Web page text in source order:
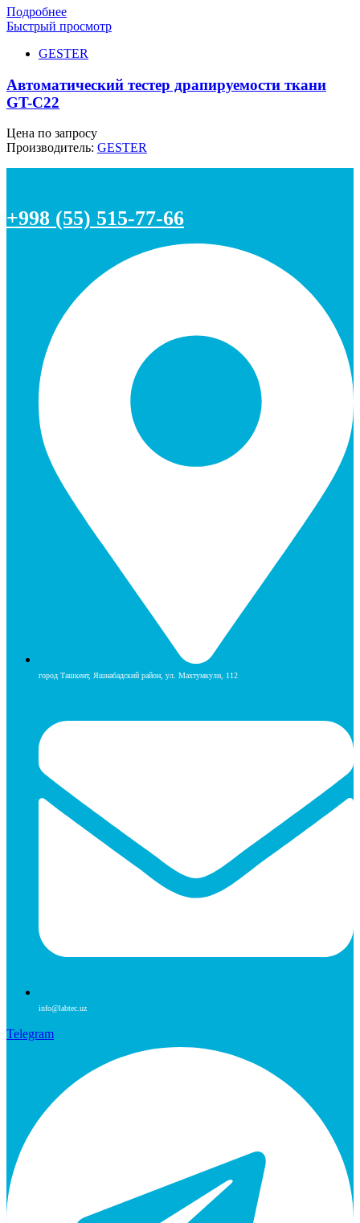
Подробнее
Быстрый просмотр
GESTER
Автоматический тестер драпируемости ткани
GT-C22
Цена по запросу
Производитель: GESTER
+998 (55) 515-77-66
город Ташкент, Яшнабадский район, ул. Махтумкули, 112
info@labtec.uz
Telegram